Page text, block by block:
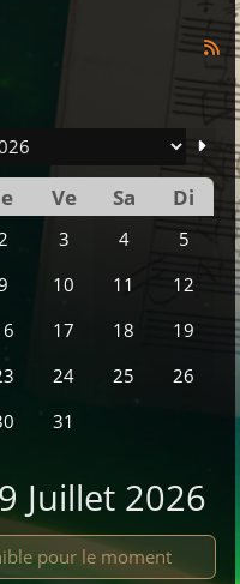
Ve Sa Di
2 3 4
5
10 11
12
17 18
19
24 25
26
31
Juillet 2026
pour le moment